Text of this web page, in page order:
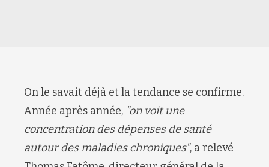
On le savait déjà et la tendance se confirme.
Année après année, "on voit une
concentration des dépenses de santé
autour des maladies chroniques", a relevé